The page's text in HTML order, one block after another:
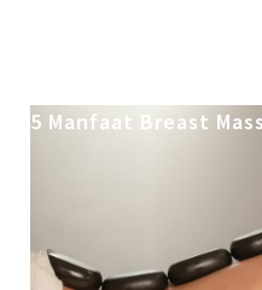
5 Manfaat Breast